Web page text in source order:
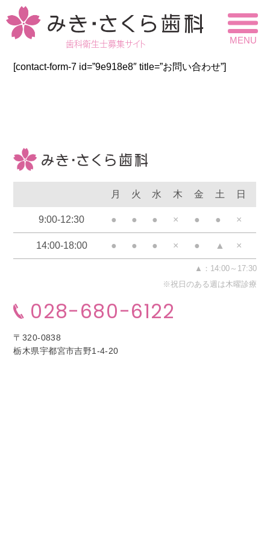
歯科衛生士募集サイト MENU
[contact-form-7 id=”9e918e8″ title=”お問い合わせ”]
月 火 水 木 金 土 日
9:00-12:30 ● ● ● × ● ● ×
14:00-18:00 ● ● ● × ● ▲ ×
▲：14:00～17:30
※祝日のある週は木曜診療
028-680-6122
〒320-0838
栃木県宇都宮市吉野1-4-20